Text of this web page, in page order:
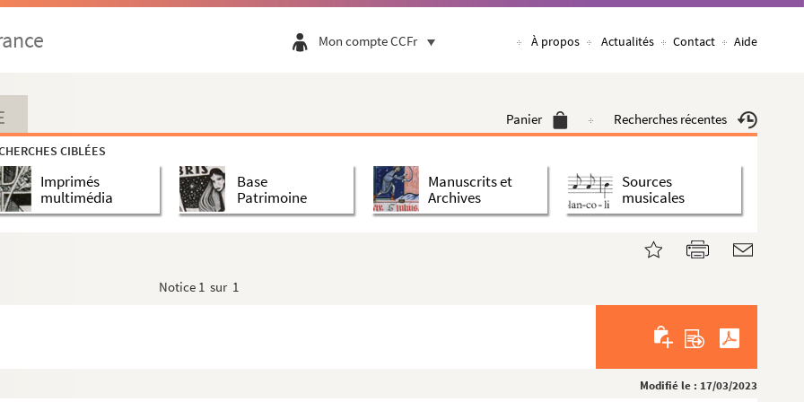
Mon compte CCFr À propos Actualités Contact Aide
Panier Recherches récentes
CIBLÉES
Imprimés
multimédia
Base
Patrimoine
Manuscrits et
Archives
Sources
musicales
Notice 1 sur 1
Modifié le : 17/03/2023
sequentia et Logica Tractatus de Deo Incarn...
De Deo Trimo